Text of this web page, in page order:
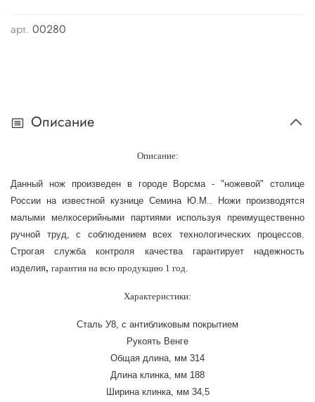
арт. 00280
Описание
Описание:
Данный нож произведен в городе Ворсма - "ножевой" столице
России на известной кузнице Семина Ю.М.. Ножи производятся
малыми мелкосерийными партиями используя преимущественно
ручной труд, с соблюдением всех технологических процессов.
Строгая служба контроля качества гарантирует надежность
изделия, гарантия на всю продукцию 1 год.
Характеристики:
Сталь У8, с антибликовым покрытием
Рукоять Венге
Общая длина, мм 314
Длина клинка, мм 188
Ширина клинка, мм 34,5